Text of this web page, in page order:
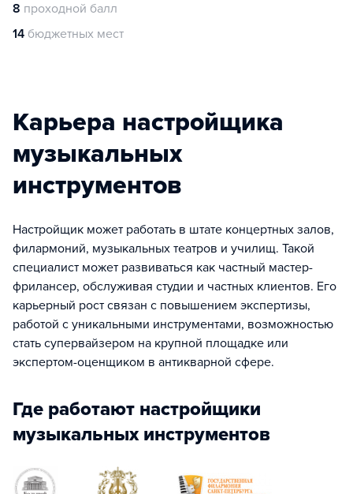
8 проходной балл
14 бюджетных мест
Карьера настройщика
музыкальных
инструментов
Настройщик может работать в штате концертных залов,
филармоний, музыкальных театров и училищ. Такой
специалист может развиваться как частный мастер-
фрилансер, обслуживая студии и частных клиентов. Его
карьерный рост связан с повышением экспертизы,
работой с уникальными инструментами, возможностью
стать супервайзером на крупной площадке или
экспертом-оценщиком в антикварной сфере.
Где работают настройщики
музыкальных инструментов